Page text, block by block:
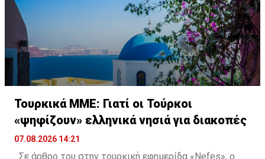
Τουρκικά ΜΜΕ: Γιατί οι Τούρκοι
«ψηφίζουν» ελληνικά νησιά για διακοπές
07.08.2026 14:21
Σε άρθρο του στην τουρκική εφημερίδα «Nefes», ο